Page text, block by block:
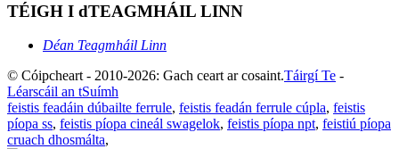
TÉIGH I dTEAGMHÁIL LINN
Déan Teagmháil Linn
© Cóipcheart - 2010-2026: Gach ceart ar cosaint.Táirgí Te -
Léarscáil an tSuímh
feistis feadáin dúbailte ferrule, feistis feadán ferrule cúpla, feistis
píopa ss, feistis píopa cineál swagelok, feistis píopa npt, feistiú píopa
cruach dhosmálta,